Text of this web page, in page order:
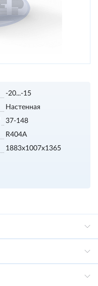
-20...-15
Настенная
37-148
R404A
1883х1007х1365